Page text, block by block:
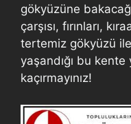
gökyüzüne
çarşısı, fırınları,
tertemiz gökyüzü ile
yaşandığı bu kente
kaçırmayınız!